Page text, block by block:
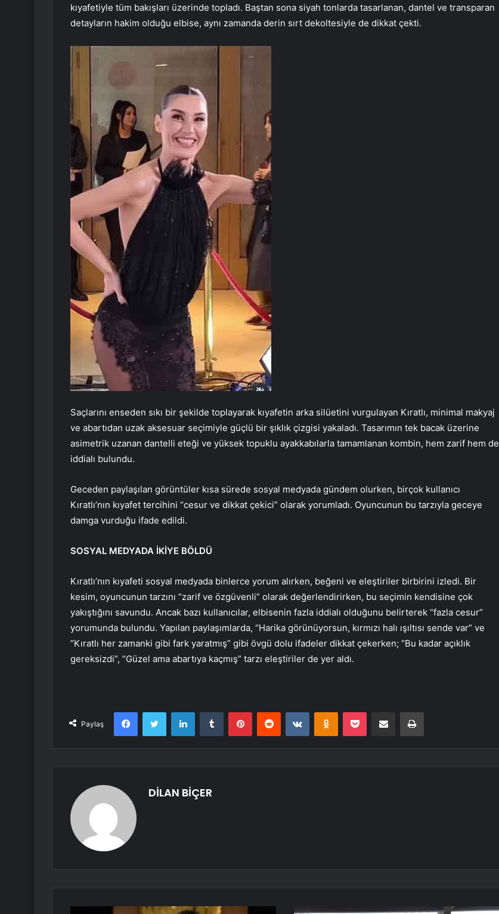
kıyafetiyle tüm bakışları üzerinde topladı. Baştan sona siyah tonlarda tasarlanan, dantel ve transparan
detayların hakim olduğu elbise, aynı zamanda derin sırt dekoltesiyle de dikkat çekti.
Saçlarını enseden sıkı bir şekilde toplayarak kıyafetin arka silüetini vurgulayan Kıratlı, minimal makyaj
ve abartıdan uzak aksesuar seçimiyle güçlü bir şıklık çizgisi yakaladı. Tasarımın tek bacak üzerine
asimetrik uzanan dantelli eteği ve yüksek topuklu ayakkabılarla tamamlanan kombin, hem zarif hem de
iddialı bulundu.
Geceden paylaşılan görüntüler kısa sürede sosyal medyada gündem olurken, birçok kullanıcı
Kıratlı’nın kıyafet tercihini “cesur ve dikkat çekici” olarak yorumladı. Oyuncunun bu tarzıyla geceye
damga vurduğu ifade edildi.
SOSYAL MEDYADA İKİYE BÖLDÜ
Kıratlı’nın kıyafeti sosyal medyada binlerce yorum alırken, beğeni ve eleştiriler birbirini izledi. Bir
kesim, oyuncunun tarzını “zarif ve özgüvenli” olarak değerlendirirken, bu seçimin kendisine çok
yakıştığını savundu. Ancak bazı kullanıcılar, elbisenin fazla iddialı olduğunu belirterek “fazla cesur”
yorumunda bulundu. Yapılan paylaşımlarda, “Harika görünüyorsun, kırmızı halı ışıltısı sende var” ve
“Kıratlı her zamanki gibi fark yaratmış” gibi övgü dolu ifadeler dikkat çekerken; “Bu kadar açıklık
gereksizdi”, “Güzel ama abartıya kaçmış” tarzı eleştiriler de yer aldı.
Paylaş
FacebookTwitter LinkedInTumblr PinterestReddit VKontakteOdnoklassniki
Pocket E-Posta ile paylaş Yazdır
DİLAN BİÇER